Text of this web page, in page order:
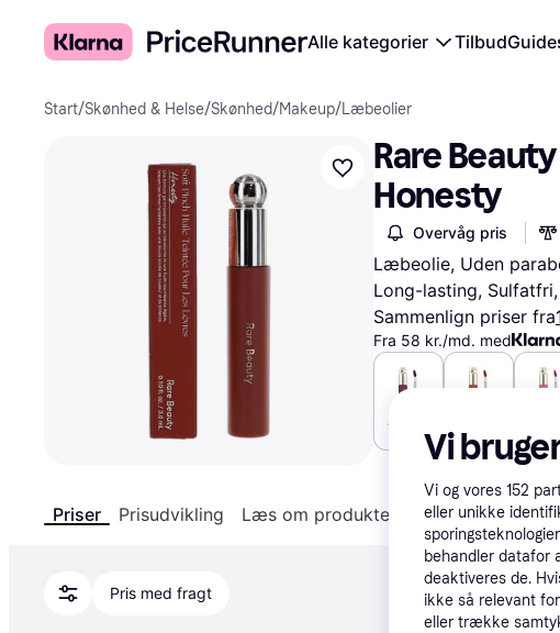
Alle kategorier Tilbud
Start/Skønhed & Helse/Skønhed/Makeup/Læbeolier
Rare
Honesty
Overvåg pris
Læbeolie, Uden
Long-lasting,
Sammenlign priser fra
Fra 58 kr./md. med
185 kr.
Priser Prisudvikling Læs om produktet Specifikationer
Pris med fragt
Vi
Vi og vores 152
eller unikke
behandler datafor
deaktiveres de.
ikke så relevant
eller trække